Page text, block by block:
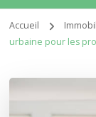
Accueil
urbaine pour les